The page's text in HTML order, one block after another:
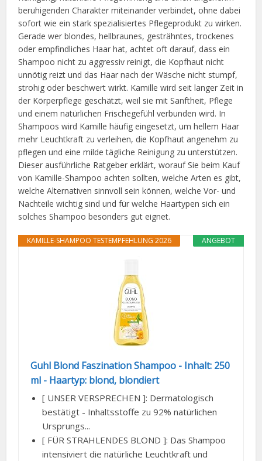
beruhigenden Charakter miteinander verbindet, ohne dabei
sofort wie ein stark spezialisiertes Pflegeprodukt zu wirken.
Gerade wer blondes, hellbraunes, gesträhntes, trockenes
oder empfindliches Haar hat, achtet oft darauf, dass ein
Shampoo nicht zu aggressiv reinigt, die Kopfhaut nicht
unnötig reizt und das Haar nach der Wäsche nicht stumpf,
strohig oder beschwert wirkt. Kamille wird seit langer Zeit in
der Körperpflege geschätzt, weil sie mit Sanftheit, Pflege
und einem natürlichen Frischegefühl verbunden wird. In
Shampoos wird Kamille häufig eingesetzt, um hellem Haar
mehr Leuchtkraft zu verleihen, die Kopfhaut angenehm zu
pflegen und eine milde tägliche Reinigung zu unterstützen.
Dieser ausführliche Ratgeber erklärt, worauf Sie beim Kauf
von Kamille-Shampoo achten sollten, welche Arten es gibt,
welche Alternativen sinnvoll sein können, welche Vor- und
Nachteile wichtig sind und für welche Haartypen sich ein
solches Shampoo besonders gut eignet.
ANGEBOT
KAMILLE-SHAMPOO TESTEMPFEHLUNG 2026
Guhl Blond Faszination Shampoo - Inhalt: 250
ml - Haartyp: blond, blondiert
[ UNSER VERSPRECHEN ]: Dermatologisch
bestätigt - Inhaltsstoffe zu 92% natürlichen
Ursprungs...
[ FÜR STRAHLENDES BLOND ]: Das Shampoo
intensiviert die natürliche Leuchtkraft und